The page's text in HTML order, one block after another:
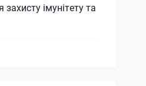
імунітету та